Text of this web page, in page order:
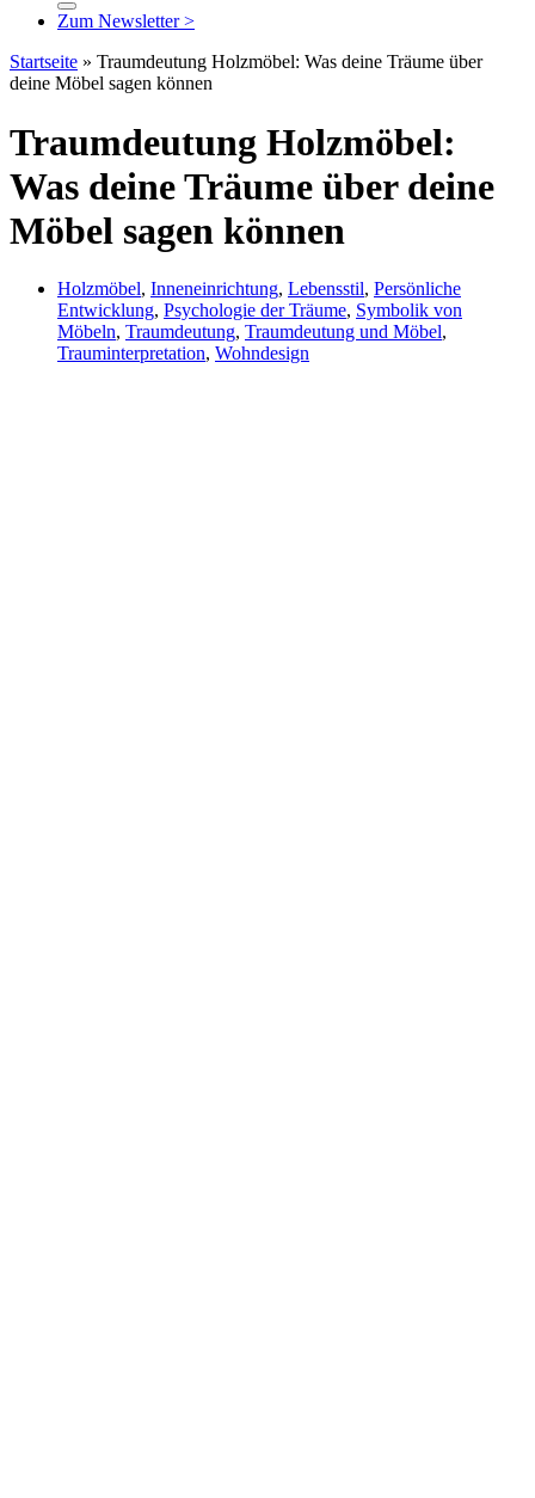
Zum Newsletter >
Startseite » Traumdeutung Holzmöbel: Was deine Träume über
deine Möbel sagen können
Traumdeutung Holzmöbel:
Was deine Träume über deine
Möbel sagen können
Holzmöbel, Inneneinrichtung, Lebensstil, Persönliche
Entwicklung, Psychologie der Träume, Symbolik von
Möbeln, Traumdeutung, Traumdeutung und Möbel,
Trauminterpretation, Wohndesign